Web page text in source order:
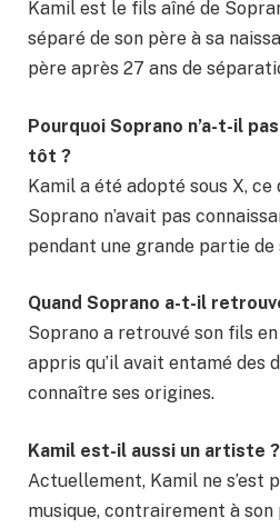
Kamil est le fils aîné de
séparé de son père à sa
père après 27 ans de
Pourquoi Soprano n’a-t-il
tôt ?
Kamil a été adopté sous X, ce
Soprano n’avait pas
pendant une grande partie de
Quand Soprano a-t-il
Soprano a retrouvé son fils
appris qu’il avait entamé des
connaître ses origines.
Kamil est-il aussi un artiste ?
Actuellement, Kamil ne s’est
musique, contrairement à